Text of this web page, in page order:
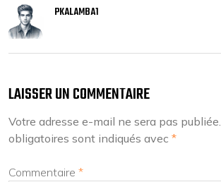
PKALAMBA1
LAISSER UN COMMENTAIRE
Votre adresse e-mail ne sera pas publiée.
obligatoires sont indiqués avec *
Commentaire *